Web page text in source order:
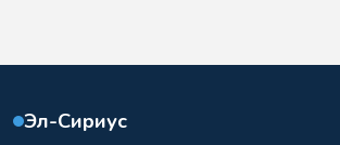
Эл-Сириус